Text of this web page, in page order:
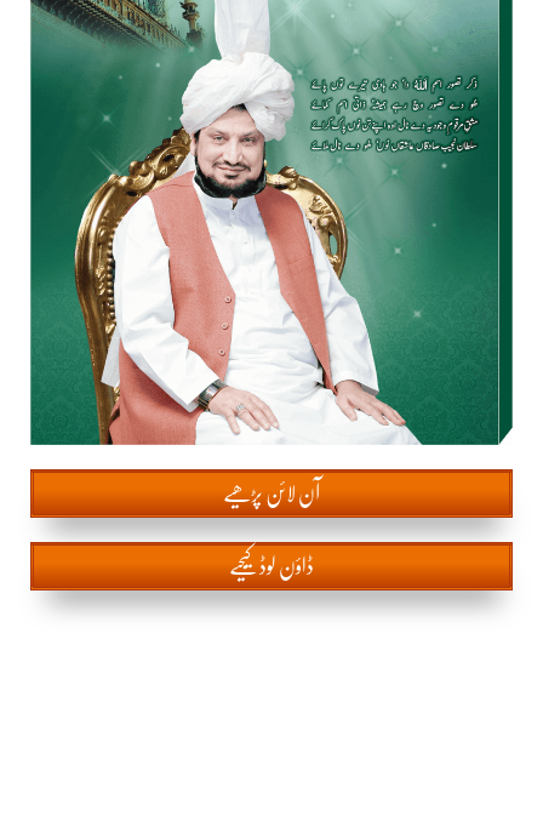
آن لائن پڑھیے
ڈاؤن لوڈ کیجیے